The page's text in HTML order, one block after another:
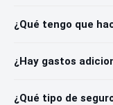
¿Qué tengo que
¿Hay gastos
¿Qué tipo de